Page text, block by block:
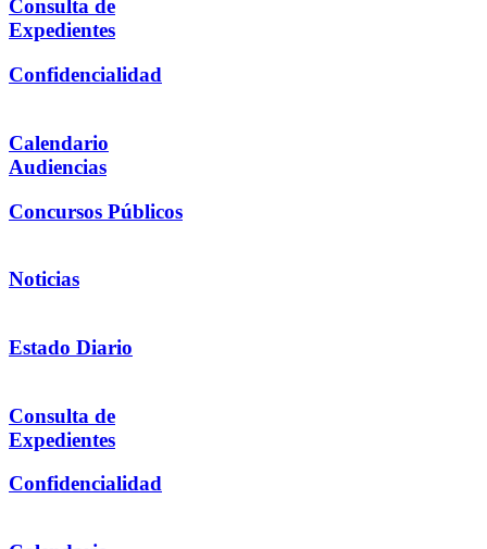
Consulta de
Expedientes
Confidencialidad
Calendario
Audiencias
Concursos Públicos
Noticias
Estado Diario
Consulta de
Expedientes
Confidencialidad